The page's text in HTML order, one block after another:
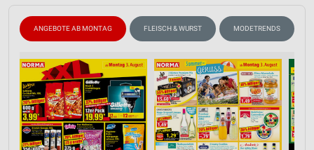
ANGEBOTE AB MONTAG FLEISCH & WURST MODETRENDS